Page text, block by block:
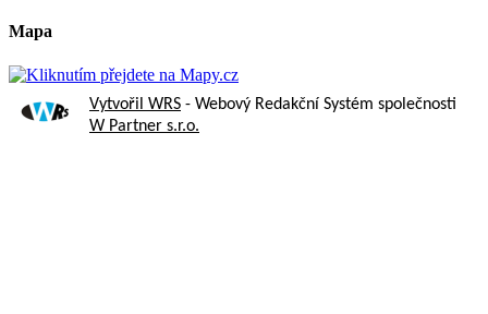
Mapa
Vytvořil WRS - Webový Redakční Systém společnosti
W Partner s.r.o.